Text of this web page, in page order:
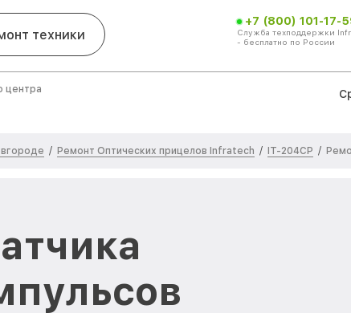
техники
+7 (800) 101-17-
Служба техподдержки
- бесплатно по России
центра
/ Ремонт Оптических прицелов Infratech / IT-204CP /